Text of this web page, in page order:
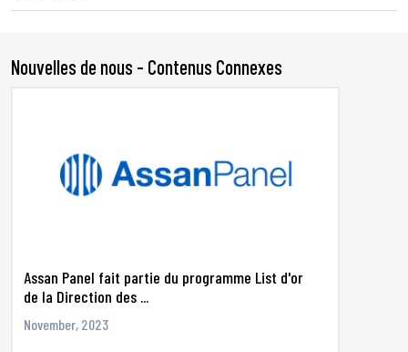
Nouvelles de nous - Contenus Connexes
Assan Panel fait partie du programme List d'or
de la Direction des ...
November, 2023